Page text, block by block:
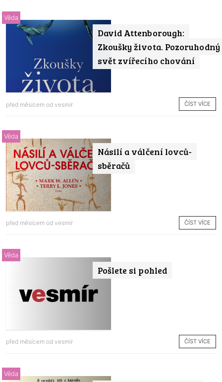
David Attenborough:
Zkoušky života. Pozoruhodný
svět zvířecího chování
Věda
před měsícem od vesmír ČÍST VÍCE
Násilí a válčení lovců-
sběračů
Věda
před měsícem od vesmír ČÍST VÍCE
Pošlete si pohled
Věda
před měsícem od vesmír ČÍST VÍCE
Věda